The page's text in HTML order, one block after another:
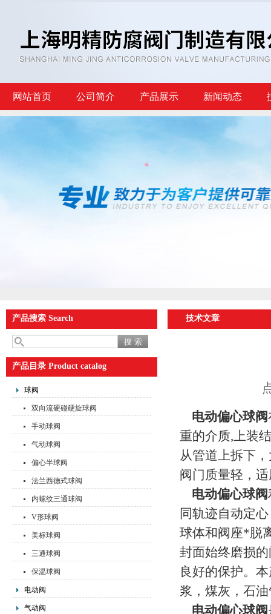
网站首页 公司简介 产品展示 新闻动态
产品搜索 Search
产品目录 Product catalog
球阀
双向流硬碰硬旋球阀
手动球阀
气动球阀
偏心半球阀
法兰西德式球阀
内螺纹三通球阀
V形球阀
美标球阀
三通球阀
保温球阀
电动阀
气动阀
技术文章
电动偏心球阀
重的介质,上装
从管道上拆下
阀门质量轻，
电动偏心球阀
同轨迹自动定
球体和阀座*脱
封面始终磨损
良好的保护。
浆，煤灰，石
电动偏心球阀